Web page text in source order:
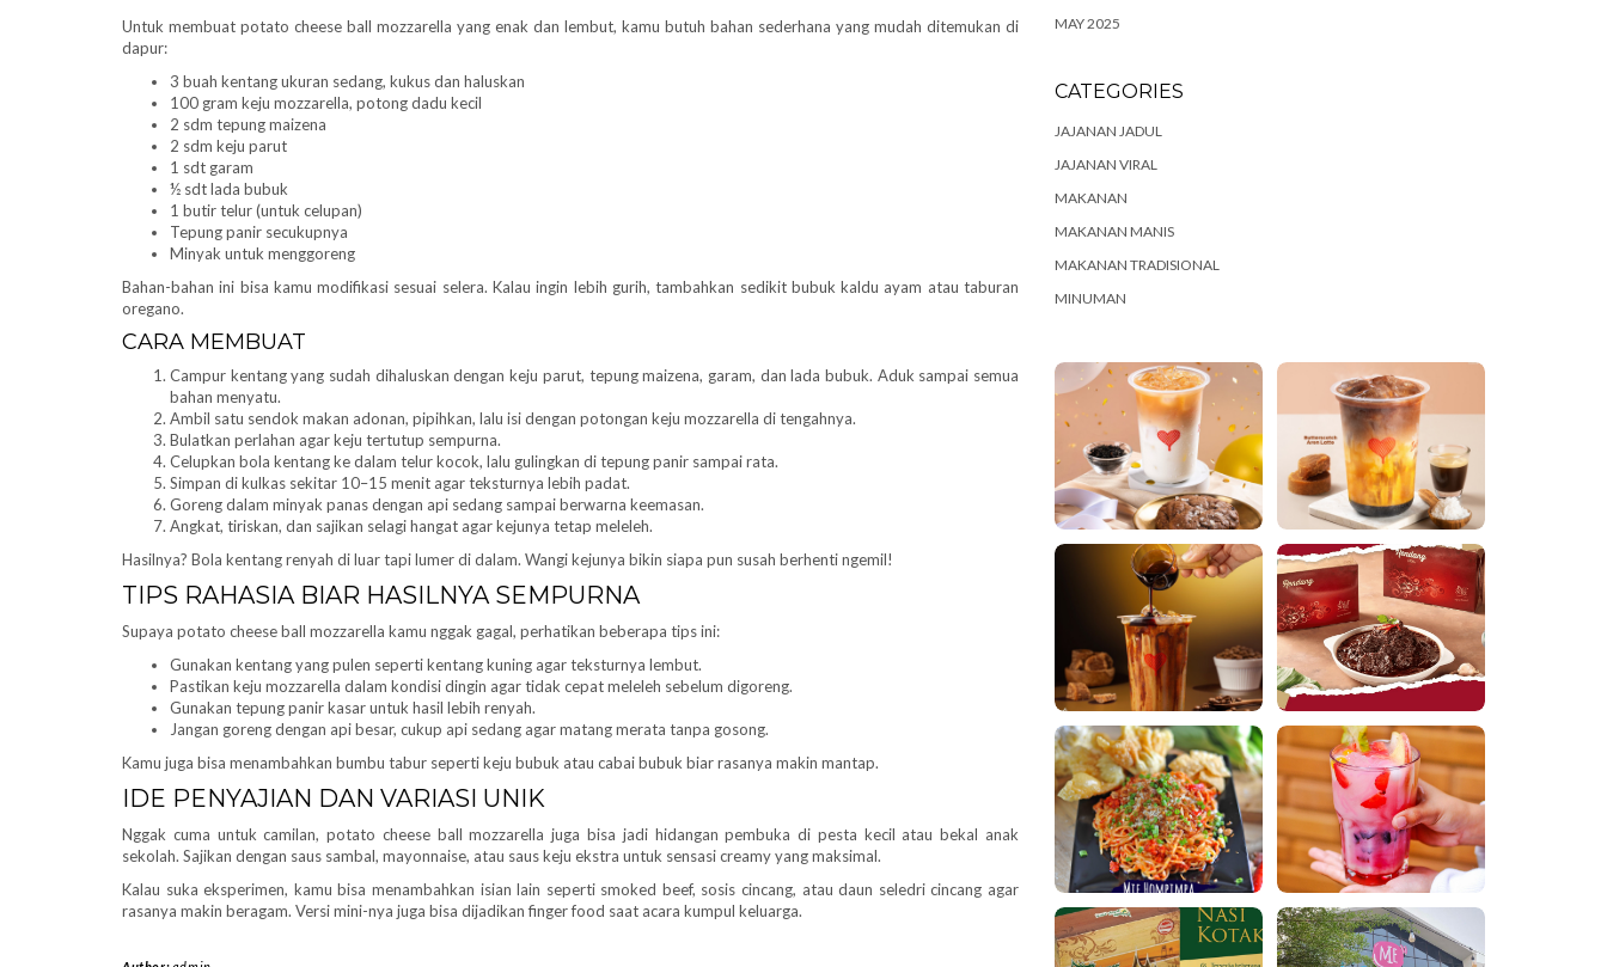
Untuk membuat potato cheese ball mozzarella yang enak dan lembut, kamu butuh bahan sederhana yang mudah ditemukan di
dapur:
3 buah kentang ukuran sedang, kukus dan haluskan
100 gram keju mozzarella, potong dadu kecil
2 sdm tepung maizena
2 sdm keju parut
1 sdt garam
½ sdt lada bubuk
1 butir telur (untuk celupan)
Tepung panir secukupnya
Minyak untuk menggoreng
Bahan-bahan ini bisa kamu modifikasi sesuai selera. Kalau ingin lebih gurih, tambahkan sedikit bubuk kaldu ayam atau taburan
oregano.
CARA MEMBUAT
Campur kentang yang sudah dihaluskan dengan keju parut, tepung maizena, garam, dan lada bubuk. Aduk sampai semua
bahan menyatu.
Ambil satu sendok makan adonan, pipihkan, lalu isi dengan potongan keju mozzarella di tengahnya.
Bulatkan perlahan agar keju tertutup sempurna.
Celupkan bola kentang ke dalam telur kocok, lalu gulingkan di tepung panir sampai rata.
Simpan di kulkas sekitar 10–15 menit agar teksturnya lebih padat.
Goreng dalam minyak panas dengan api sedang sampai berwarna keemasan.
Angkat, tiriskan, dan sajikan selagi hangat agar kejunya tetap meleleh.
Hasilnya? Bola kentang renyah di luar tapi lumer di dalam. Wangi kejunya bikin siapa pun susah berhenti ngemil!
TIPS RAHASIA BIAR HASILNYA SEMPURNA
Supaya potato cheese ball mozzarella kamu nggak gagal, perhatikan beberapa tips ini:
Gunakan kentang yang pulen seperti kentang kuning agar teksturnya lembut.
Pastikan keju mozzarella dalam kondisi dingin agar tidak cepat meleleh sebelum digoreng.
Gunakan tepung panir kasar untuk hasil lebih renyah.
Jangan goreng dengan api besar, cukup api sedang agar matang merata tanpa gosong.
Kamu juga bisa menambahkan bumbu tabur seperti keju bubuk atau cabai bubuk biar rasanya makin mantap.
IDE PENYAJIAN DAN VARIASI UNIK
Nggak cuma untuk camilan, potato cheese ball mozzarella juga bisa jadi hidangan pembuka di pesta kecil atau bekal anak
sekolah. Sajikan dengan saus sambal, mayonnaise, atau saus keju ekstra untuk sensasi creamy yang maksimal.
Kalau suka eksperimen, kamu bisa menambahkan isian lain seperti smoked beef, sosis cincang, atau daun seledri cincang agar
rasanya makin beragam. Versi mini-nya juga bisa dijadikan finger food saat acara kumpul keluarga.
MAY 2025
CATEGORIES
JAJANAN JADUL
JAJANAN VIRAL
MAKANAN
MAKANAN MANIS
MAKANAN TRADISIONAL
MINUMAN